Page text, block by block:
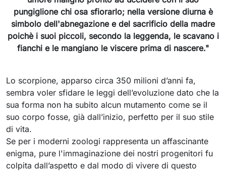
pungiglione chi osa sfiorarlo; nella versione diurna è
simbolo dell'abnegazione e del sacrificio della madre
poichè i suoi piccoli, secondo la leggenda, le scavano i
fianchi e le mangiano le viscere prima di nascere."
Lo scorpione, apparso circa 350 milioni d’anni fa,
sembra voler sfidare le leggi dell’evoluzione dato che la
sua forma non ha subito alcun mutamento come se il
suo corpo fosse, già dall’inizio, perfetto per il suo stile
di vita.
Se per i moderni zoologi rappresenta un affascinante
enigma, pure l'immaginazione dei nostri progenitori fu
colpita dall’aspetto e dal modo di vivere di questo